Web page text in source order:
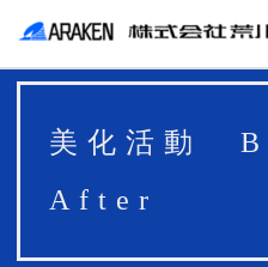
美化活動
After